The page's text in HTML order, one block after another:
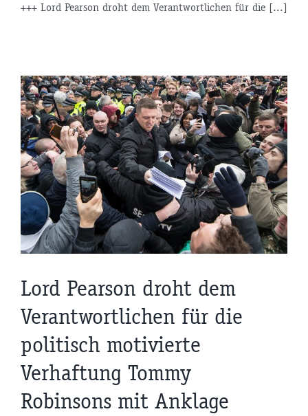
+++ Lord Pearson droht dem Verantwortlichen für die [...]
Lord Pearson droht dem
Verantwortlichen für die
politisch motivierte
Verhaftung Tommy
Robinsons mit Anklage